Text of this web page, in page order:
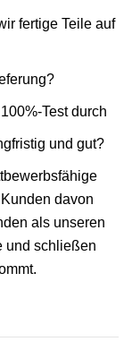
fertige Teile auf
Test durch
und gut?
davon
als unseren
und schließen